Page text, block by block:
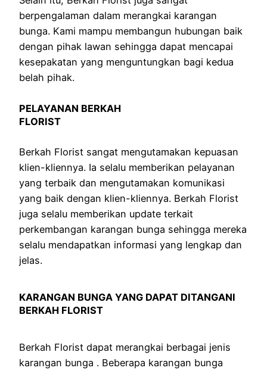
berpengalaman dalam merangkai karangan
bunga. Kami mampu membangun hubungan baik
dengan pihak lawan sehingga dapat mencapai
kesepakatan yang menguntungkan bagi kedua
belah pihak.
PELAYANAN BERKAH
FLORIST
Berkah Florist sangat mengutamakan kepuasan
klien-kliennya. Ia selalu memberikan pelayanan
yang terbaik dan mengutamakan komunikasi
yang baik dengan klien-kliennya. Berkah Florist
juga selalu memberikan update terkait
perkembangan karangan bunga sehingga mereka
selalu mendapatkan informasi yang lengkap dan
jelas.
KARANGAN BUNGA YANG DAPAT DITANGANI
BERKAH FLORIST
Berkah Florist dapat merangkai berbagai jenis
karangan bunga . Beberapa karangan bunga